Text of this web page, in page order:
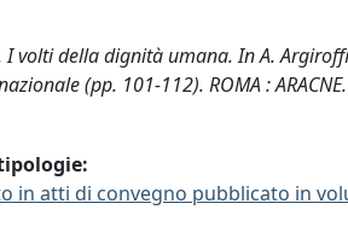
I volti della dignità umana. In A.
(pp. 101-112). ROMA : ARACNE.
in atti di convegno pubblicato in